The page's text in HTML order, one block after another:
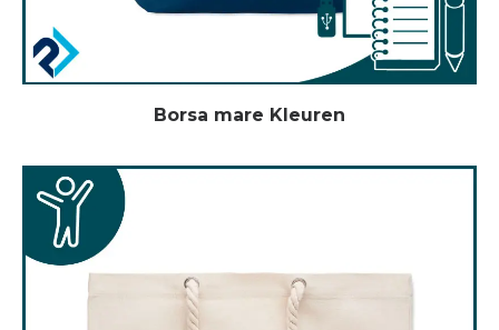
Borsa mare Kleuren